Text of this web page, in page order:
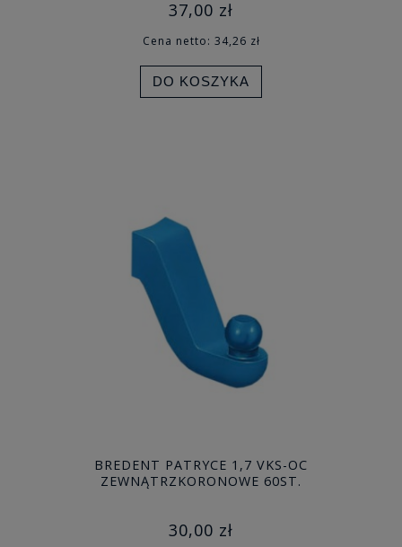
37,00 zł
Cena netto: 34,26 zł
DO KOSZYKA
BREDENT PATRYCE 1,7 VKS-OC
ZEWNĄTRZKORONOWE 60ST.
30,00 zł